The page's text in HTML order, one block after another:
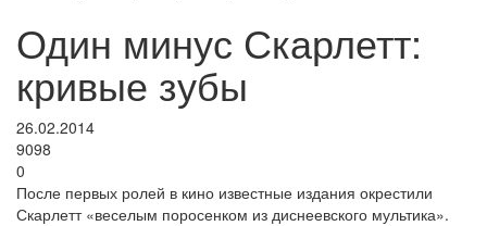
Один минус Скарлетт:
кривые зубы
26.02.2014
9098
0
После первых ролей в кино известные издания окрестили
Скарлетт «веселым поросенком из диснеевского мультика».